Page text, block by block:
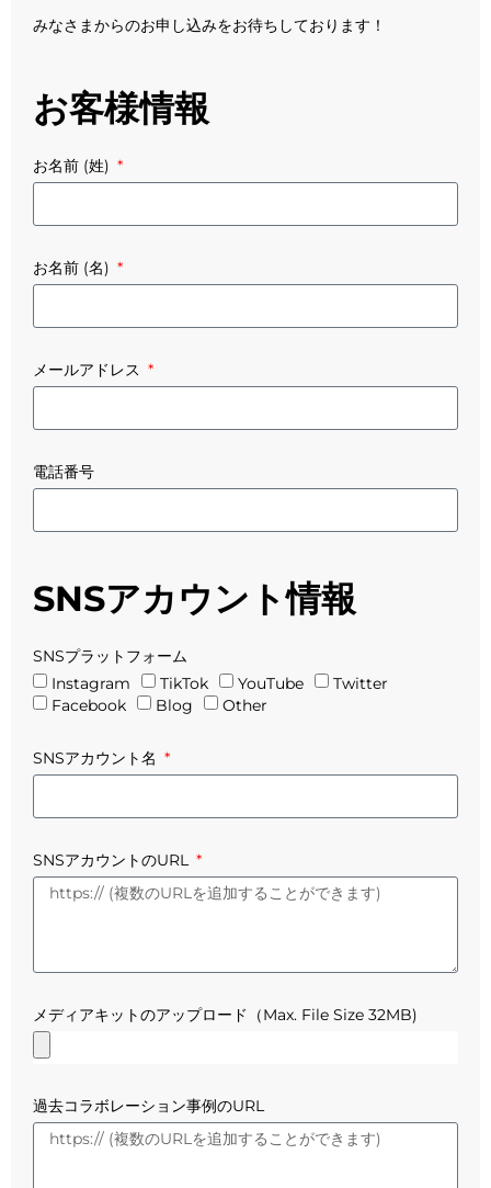
みなさまからのお申し込みをお待ちしております！
お客様情報
お名前 (姓)
お名前 (名)
メールアドレス
電話番号
SNSアカウント情報
SNSプラットフォーム
Instagram
TikTok YouTube
Twitter
Facebook
Blog Other
SNSアカウント名
SNSアカウントのURL
メディアキットのアップロード（Max. File Size 32MB)
過去コラボレーション事例のURL